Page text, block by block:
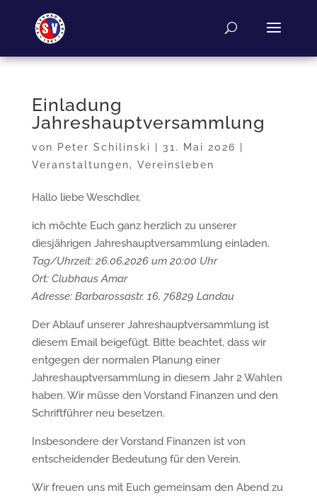
Einladung
Jahreshauptversammlung
von Peter Schilinski 31. Mai 2026
Veranstaltungen, Vereinsleben
Hallo liebe Weschdler,
ich möchte Euch ganz herzlich zu unserer
diesjährigen Jahreshauptversammlung einladen.
Tag/Uhrzeit: 26.06.2026 um 20:00 Uhr
Ort: Clubhaus Amar
Adresse: Barbarossastr. 16, 76829 Landau
Der Ablauf unserer Jahreshauptversammlung ist
diesem Email beigefügt. Bitte beachtet, dass wir
entgegen der normalen Planung einer
Jahreshauptversammlung in diesem Jahr 2 Wahlen
haben. Wir müsse den Vorstand Finanzen und den
Schriftführer neu besetzen.
Insbesondere der Vorstand Finanzen ist von
entscheidender Bedeutung für den Verein.
Wir freuen uns mit Euch gemeinsam den Abend zu